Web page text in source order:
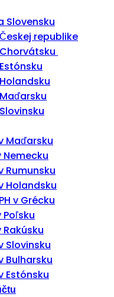
Slovensku
republike
Maďarsku
Nemecku
Rumunsku
Holandsku
v Grécku
Poľsku
Rakúsku
Slovinsku
Bulharsku
Estónsku